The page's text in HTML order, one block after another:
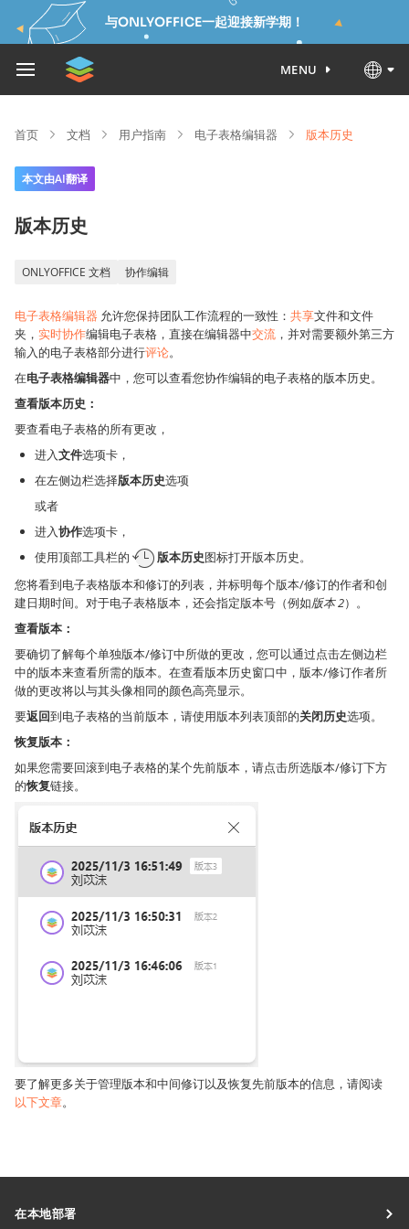
与ONLYOFFICE一起迎接新学期！
MENU
首页 文档 用户指南 电子表格编辑器 版本历史
本文由AI翻译
版本历史
ONLYOFFICE 文档 协作编辑
电子表格编辑器 允许您保持团队工作流程的一致性： 共享文件和文件
夹， 实时协作编辑电子表格，直接在编辑器中交流 ，并对需要额外第三方
输入的电子表格部分进行评论。
在电子表格编辑器中，您可以查看您协作编辑的电子表格的版本历史。
查看版本历史：
要查看电子表格的所有更改，
进入文件选项卡，
在左侧边栏选择版本历史选项
或者
进入协作选项卡，
使用顶部工具栏的
版本历史图标打开版本历史。
您将看到电子表格版本和修订的列表，并标明每个版本/修订的作者和创
建日期时间。对于电子表格版本，还会指定版本号（例如版本 2）。
查看版本：
要确切了解每个单独版本/修订中所做的更改，您可以通过点击左侧边栏
中的版本来查看所需的版本。在查看版本历史窗口中，版本/修订作者所
做的更改将以与其头像相同的颜色高亮显示。
要返回到电子表格的当前版本，请使用版本列表顶部的关闭历史选项。
恢复版本：
如果您需要回滚到电子表格的某个先前版本，请点击所选版本/修订下方
的恢复链接。
要了解更多关于管理版本和中间修订以及恢复先前版本的信息，请阅读
以下文章。
在本地部署